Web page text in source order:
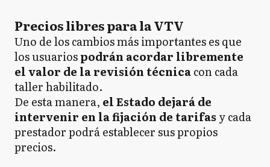
Precios libres para la VTV
Uno de los cambios más importantes es que
los usuariospodrán acordar libremente
el valor de la revisión técnicacon cada
taller habilitado.
De esta manera, el Estado dejará de
intervenir en la fijación de tarifas y cada
prestador podrá establecer sus propios
precios.